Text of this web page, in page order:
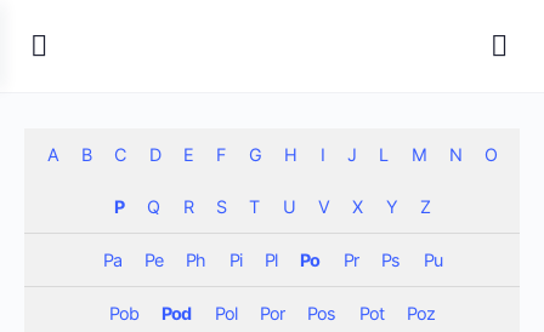
A B C D E F G H I J L M N O
P Q R S T U V X Y Z
Pa Pe Ph Pi Pl Po Pr Ps Pu
Pob Pod Pol Por Pos Pot Poz